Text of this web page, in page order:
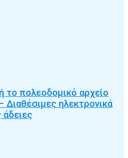
το πολεοδομικό αρχείο
ηλεκτρονικά